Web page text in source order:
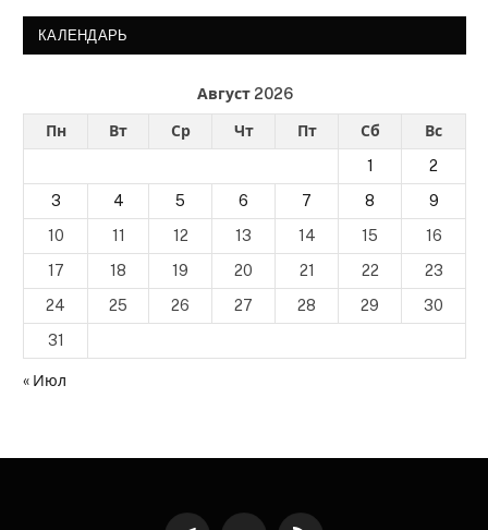
КАЛЕНДАРЬ
Август 2026
Пн Вт Ср Чт Пт Сб
Вс
1
2
3
4 5 6 7 8
9
10
11 12 13 14 15
16
17
18 19 20 21 22
23
24
25 26 27 28 29
30
31
« Июл